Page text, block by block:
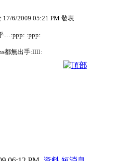
17/6/2009 05:21 PM 發表
…:ppp: :ppp:
都無出手:llll: